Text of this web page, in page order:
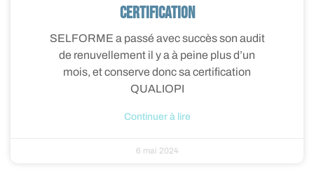
certification
SELFORME a passé avec succès son audit
de renuvellement il y a à peine plus d’un
mois, et conserve donc sa certification
QUALIOPI
Continuer à lire
6 mai 2024